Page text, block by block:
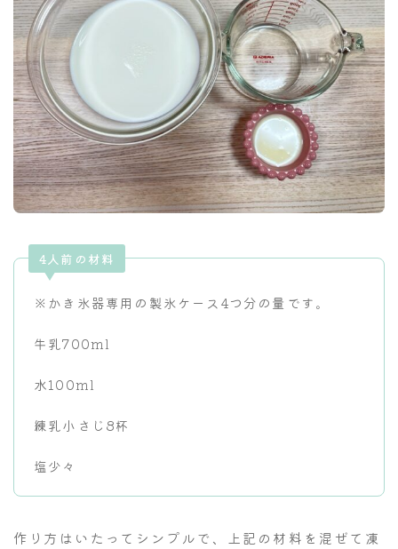
4人前の材料
※かき氷器専用の製氷ケース4つ分の量です。
牛乳700ml
水100ml
練乳小さじ8杯
塩少々
作り方はいたってシンプルで、上記の材料を混ぜて凍